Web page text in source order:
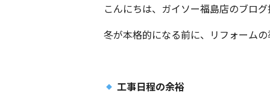
こんにちは、ガイソー福島店のブロ
冬が本格的になる前に、リフォーム
工事日程の余裕